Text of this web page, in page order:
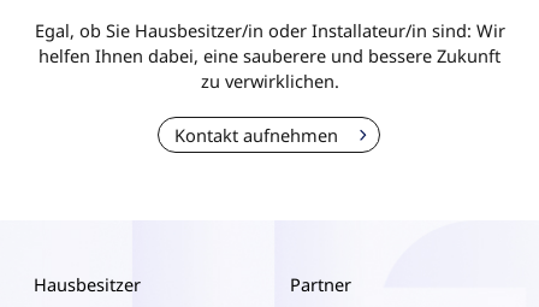
Egal, ob Sie Hausbesitzer/in oder Installateur/in sind: Wir
helfen Ihnen dabei, eine sauberere und bessere Zukunft
zu verwirklichen.
Kontakt aufnehmen
Hausbesitzer
Partner